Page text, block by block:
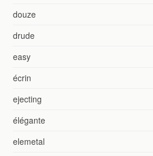
douze
drude
easy
écrin
ejecting
élégante
elemetal